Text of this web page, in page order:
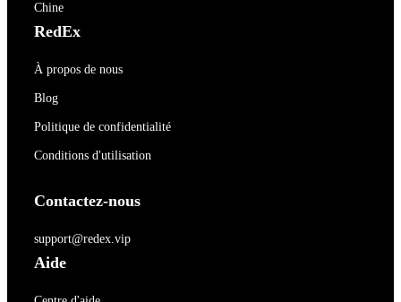
Chine
RedEx
À propos de nous
Blog
Politique de confidentialité
Conditions d'utilisation
Contactez-nous
support@redex.vip
Aide